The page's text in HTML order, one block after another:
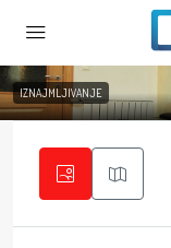
IZNAJMLJIVANJE